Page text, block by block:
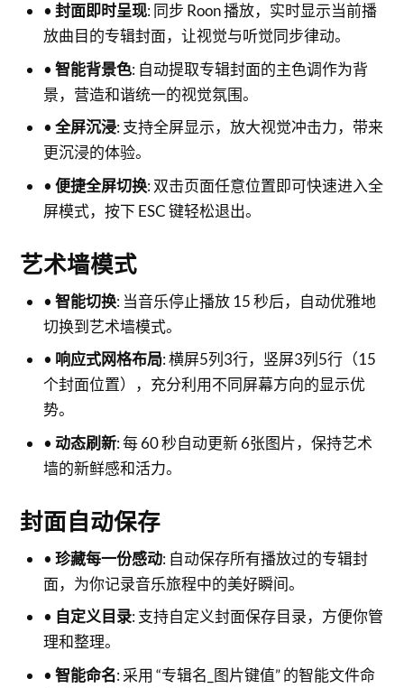
• 封面即时呈现: 同步 Roon 播放，实时显示当前播
放曲目的专辑封面，让视觉与听觉同步律动。
• 智能背景色: 自动提取专辑封面的主色调作为背
景，营造和谐统一的视觉氛围。
• 全屏沉浸: 支持全屏显示，放大视觉冲击力，带来
更沉浸的体验。
• 便捷全屏切换: 双击页面任意位置即可快速进入全
屏模式，按下 ESC 键轻松退出。
艺术墙模式
• 智能切换: 当音乐停止播放 15 秒后，自动优雅地
切换到艺术墙模式。
• 响应式网格布局: 横屏5列3行，竖屏3列5行（15
个封面位置），充分利用不同屏幕方向的显示优
势。
• 动态刷新: 每 60 秒自动更新 6张图片，保持艺术
墙的新鲜感和活力。
封面自动保存
• 珍藏每一份感动: 自动保存所有播放过的专辑封
面，为你记录音乐旅程中的美好瞬间。
• 自定义目录: 支持自定义封面保存目录，方便你管
理和整理。
• 智能命名: 采用 “专辑名_图片键值” 的智能文件命